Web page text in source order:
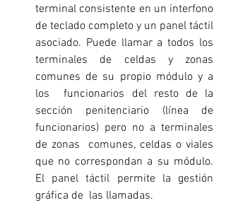
terminal consistente en un interfono
de teclado completo y un panel táctil
asociado. Puede llamar a todos los
terminales de celdas y zonas
comunes de su propio módulo y a
los  funcionarios del resto de la
sección penitenciario (línea de
funcionarios) pero no a terminales
de zonas  comunes, celdas o viales
que no correspondan a su módulo.
El panel táctil permite la gestión
gráfica de  las llamadas.